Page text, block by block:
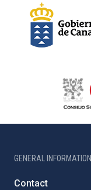
GENERAL INFORMATION
Contact